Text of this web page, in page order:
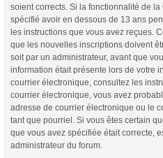
soient corrects. Si la fonctionnalité de
spécifié avoir en dessous de 13 ans
les instructions que vous avez reçues.
que les nouvelles inscriptions doivent
soit par un administrateur, avant que
information était présente lors de votre
courrier électronique, consultez les
courrier électronique, vous avez
adresse de courrier électronique ou le
tant que pourriel. Si vous êtes certain
que vous avez spécifiée était correcte,
administrateur du forum.